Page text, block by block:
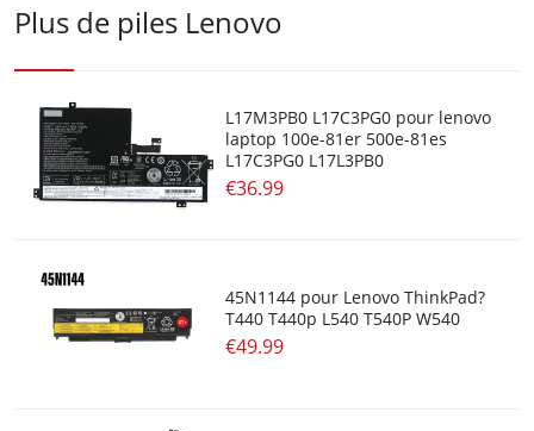
Plus de piles Lenovo
L17M3PB0 L17C3PG0 pour lenovo
laptop 100e-81er 500e-81es
L17C3PG0 L17L3PB0
€36.99
45N1144 pour Lenovo ThinkPad?
T440 T440p L540 T540P W540
€49.99